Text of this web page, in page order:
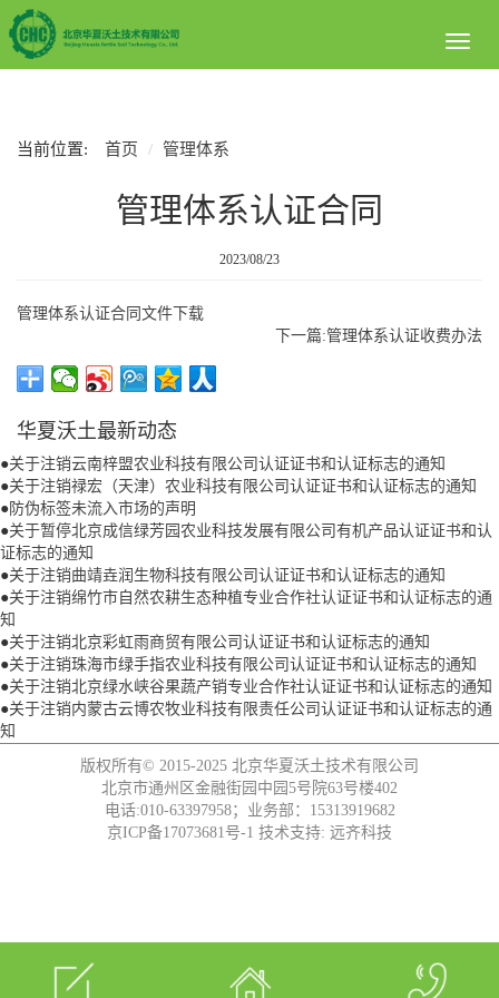
Toggle
当前位置: 首页 管理体系
管理体系认证合同
2023/08/23
管理体系认证合同文件下载
下一篇:管理体系认证收费办法
华夏沃土最新动态
●关于注销云南梓盟农业科技有限公司认证证书和认证标志的通知
●关于注销禄宏（天津）农业科技有限公司认证证书和认证标志的通知
●防伪标签未流入市场的声明
●关于暂停北京成信绿芳园农业科技发展有限公司有机产品认证证书和认
证标志的通知
●关于注销曲靖垚润生物科技有限公司认证证书和认证标志的通知
●关于注销绵竹市自然农耕生态种植专业合作社认证证书和认证标志的通
知
●关于注销北京彩虹雨商贸有限公司认证证书和认证标志的通知
●关于注销珠海市绿手指农业科技有限公司认证证书和认证标志的通知
●关于注销北京绿水峡谷果蔬产销专业合作社认证证书和认证标志的通知
●关于注销内蒙古云博农牧业科技有限责任公司认证证书和认证标志的通
知
版权所有© 2015-2025 北京华夏沃土技术有限公司
北京市通州区金融街园中园5号院63号楼402
电话:010-63397958；业务部：15313919682
京ICP备17073681号-1 技术支持: 远齐科技